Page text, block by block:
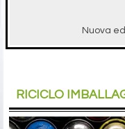
Nuova
RICICLO